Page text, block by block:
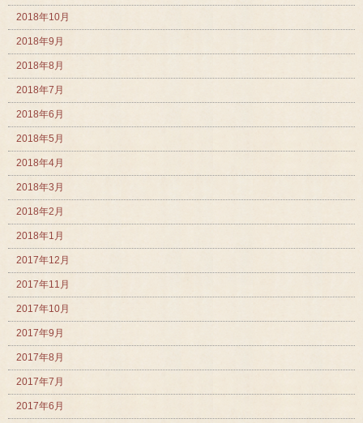
2018年10月
2018年9月
2018年8月
2018年7月
2018年6月
2018年5月
2018年4月
2018年3月
2018年2月
2018年1月
2017年12月
2017年11月
2017年10月
2017年9月
2017年8月
2017年7月
2017年6月